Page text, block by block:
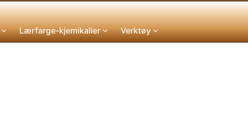
Lærfarge-kjemikalier Verktøy